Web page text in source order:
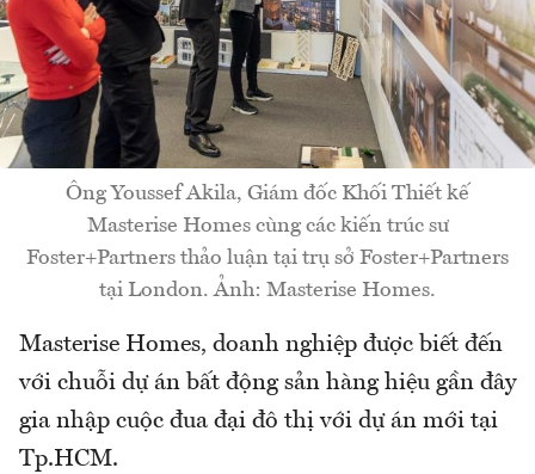
Ông Youssef Akila, Giám đốc Khối Thiết kế
Masterise Homes cùng các kiến trúc sư
Foster+Partners thảo luận tại trụ sở Foster+Partners
tại London. Ảnh: Masterise Homes.
Masterise Homes, doanh nghiệp được biết đến
với chuỗi dự án bất động sản hàng hiệu gần đây
gia nhập cuộc đua đại đô thị với dự án mới tại
Tp.HCM.